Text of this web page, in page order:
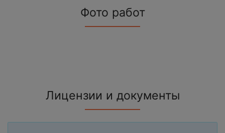
Фото работ
Лицензии и документы